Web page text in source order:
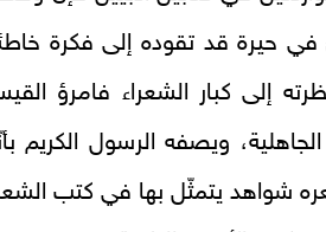
حيرة قد تقوده إلى فكرة
إلى كبار الشعراء فامرؤ
ويصفه الرسول الكريم
شواهد يتمثّل بها في كتب